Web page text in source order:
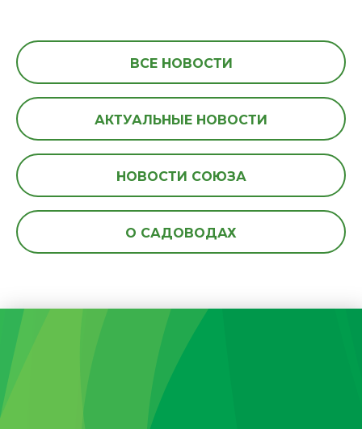
ВСЕ НОВОСТИ
АКТУАЛЬНЫЕ НОВОСТИ
НОВОСТИ СОЮЗА
О САДОВОДАХ